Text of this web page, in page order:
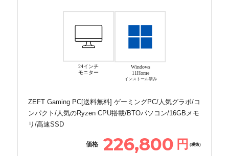
24インチ
モニター
Windows
11Home
インストール済み
ZEFT Gaming PC[送料無料] ゲーミングPC/人気グラボ/コ
ンパクト/人気のRyzen CPU搭載/BTOパソコン/16GBメモ
リ/高速SSD
価格 226,800 円 (税抜)